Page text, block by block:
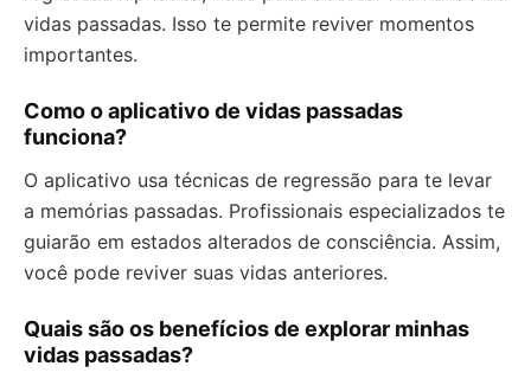
vidas passadas. Isso te permite reviver momentos
importantes.
Como o aplicativo de vidas passadas
funciona?
O aplicativo usa técnicas de regressão para te levar
a memórias passadas. Profissionais especializados te
guiarão em estados alterados de consciência. Assim,
você pode reviver suas vidas anteriores.
Quais são os benefícios de explorar minhas
vidas passadas?